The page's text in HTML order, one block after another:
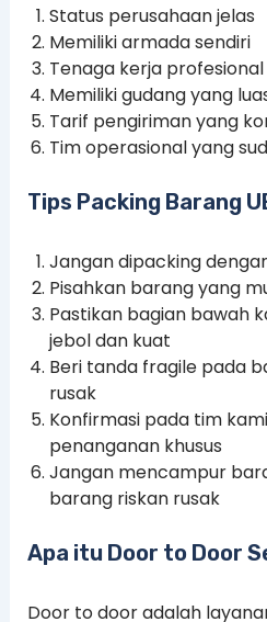
Status perusahaan jelas
Memiliki armada sendiri
Tenaga kerja profesional
Memiliki gudang yang
Tarif pengiriman yang
Tim operasional yang
Tips Packing Barang
Jangan dipacking
Pisahkan barang yang
Pastikan bagian bawah
jebol dan kuat
Beri tanda fragile pada
rusak
Konfirmasi pada tim
penanganan khusus
Jangan mencampur
barang riskan rusak
Apa itu Door to Door
Door to door adalah